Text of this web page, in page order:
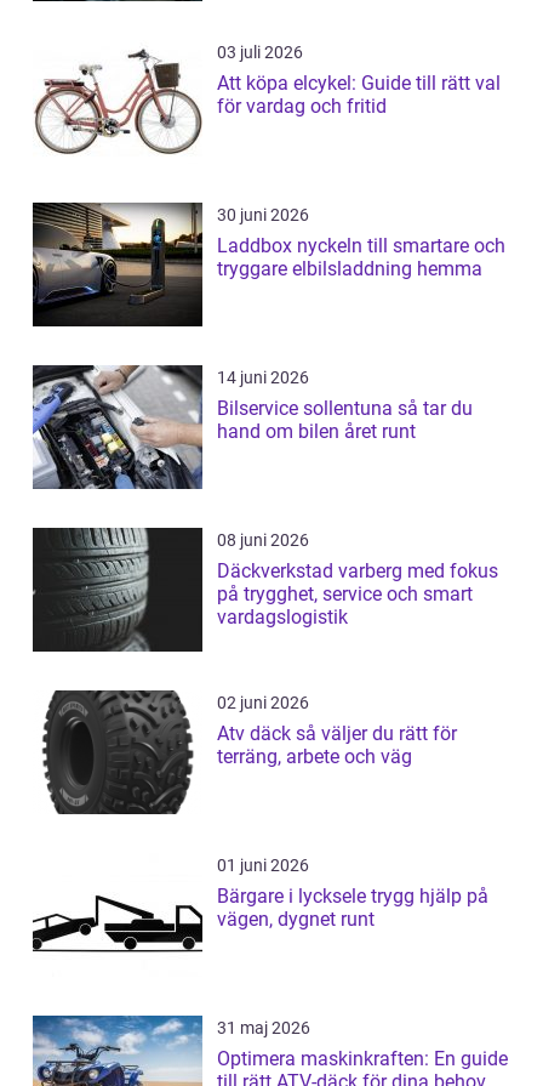
03 juli 2026
Att köpa elcykel: Guide till rätt val
för vardag och fritid
30 juni 2026
Laddbox nyckeln till smartare och
tryggare elbilsladdning hemma
14 juni 2026
Bilservice sollentuna så tar du
hand om bilen året runt
08 juni 2026
Däckverkstad varberg med fokus
på trygghet, service och smart
vardagslogistik
02 juni 2026
Atv däck så väljer du rätt för
terräng, arbete och väg
01 juni 2026
Bärgare i lycksele trygg hjälp på
vägen, dygnet runt
31 maj 2026
Optimera maskinkraften: En guide